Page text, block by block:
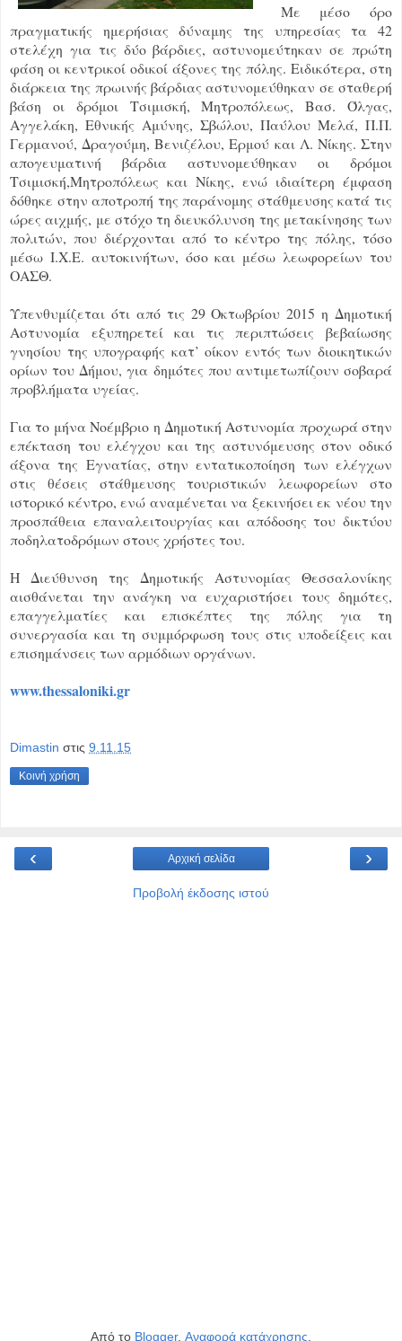
Με μέσο όρο
πραγματικής ημερήσιας δύναμης της υπηρεσίας τα 42
στελέχη για τις δύο βάρδιες, αστυνομεύτηκαν σε πρώτη
φάση οι κεντρικοί οδικοί άξονες της πόλης. Ειδικότερα, στη
διάρκεια της πρωινής βάρδιας αστυνομεύθηκαν σε σταθερή
βάση οι δρόμοι Τσιμισκή, Μητροπόλεως, Βασ. Όλγας,
Αγγελάκη, Εθνικής Αμύνης, Σβώλου, Παύλου Μελά, Π.Π.
Γερμανού, Δραγούμη, Βενιζέλου, Ερμού και Λ. Νίκης. Στην
απογευματινή βάρδια αστυνομεύθηκαν οι δρόμοι
Τσιμισκή,Μητροπόλεως και Νίκης, ενώ ιδιαίτερη έμφαση
δόθηκε στην αποτροπή της παράνομης στάθμευσης κατά τις
ώρες αιχμής, με στόχο τη διευκόλυνση της μετακίνησης των
πολιτών, που διέρχονται από το κέντρο της πόλης, τόσο
μέσω Ι.Χ.Ε. αυτοκινήτων, όσο και μέσω λεωφορείων του
ΟΑΣΘ.
Υπενθυμίζεται ότι από τις 29 Οκτωβρίου 2015 η Δημοτική
Αστυνομία εξυπηρετεί και τις περιπτώσεις βεβαίωσης
γνησίου της υπογραφής κατ’ οίκον εντός των διοικητικών
ορίων του Δήμου, για δημότες που αντιμετωπίζουν σοβαρά
προβλήματα υγείας.
Για το μήνα Νοέμβριο η Δημοτική Αστυνομία προχωρά στην
επέκταση του ελέγχου και της αστυνόμευσης στον οδικό
άξονα της Εγνατίας, στην εντατικοποίηση των ελέγχων
στις θέσεις στάθμευσης τουριστικών λεωφορείων στο
ιστορικό κέντρο, ενώ αναμένεται να ξεκινήσει εκ νέου την
προσπάθεια επαναλειτουργίας και απόδοσης του δικτύου
ποδηλατοδρόμων στους χρήστες του.
Η Διεύθυνση της Δημοτικής Αστυνομίας Θεσσαλονίκης
αισθάνεται την ανάγκη να ευχαριστήσει τους δημότες,
επαγγελματίες και επισκέπτες της πόλης για τη
συνεργασία και τη συμμόρφωση τους στις υποδείξεις και
επισημάνσεις των αρμόδιων οργάνων.
www.thessaloniki.gr
Dimastin στις 9.11.15
Κοινή χρήση
‹ ›
Αρχική σελίδα
Προβολή έκδοσης ιστού
Από το Blogger. Αναφορά κατάχρησης